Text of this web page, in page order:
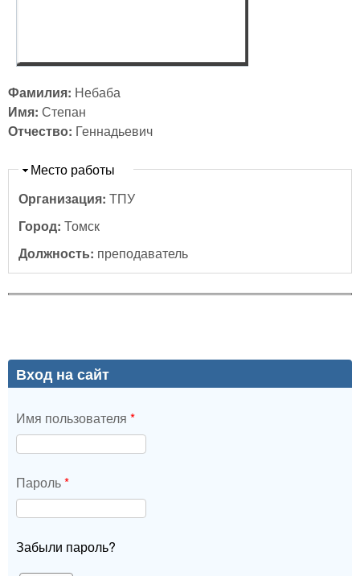
Фамилия: Небаба
Имя: Степан
Отчество: Геннадьевич
Скрыть
Место работы
Организация: ТПУ
Город: Томск
Должность: преподаватель
Вход на сайт
Имя пользователя *
Пароль*
Забыли пароль?